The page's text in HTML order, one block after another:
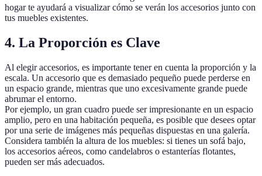
hogar te ayudará a visualizar cómo se verán los accesorios junto con
tus muebles existentes.
4. La Proporción es Clave
Al elegir accesorios, es importante tener en cuenta la proporción y la
escala. Un accesorio que es demasiado pequeño puede perderse en
un espacio grande, mientras que uno excesivamente grande puede
abrumar el entorno.
Por ejemplo, un gran cuadro puede ser impresionante en un espacio
amplio, pero en una habitación pequeña, es posible que desees optar
por una serie de imágenes más pequeñas dispuestas en una galería.
Considera también la altura de los muebles: si tienes un sofá bajo,
los accesorios aéreos, como candelabros o estanterías flotantes,
pueden ser más adecuados.